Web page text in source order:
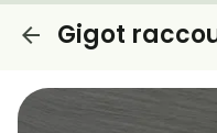
Gigot